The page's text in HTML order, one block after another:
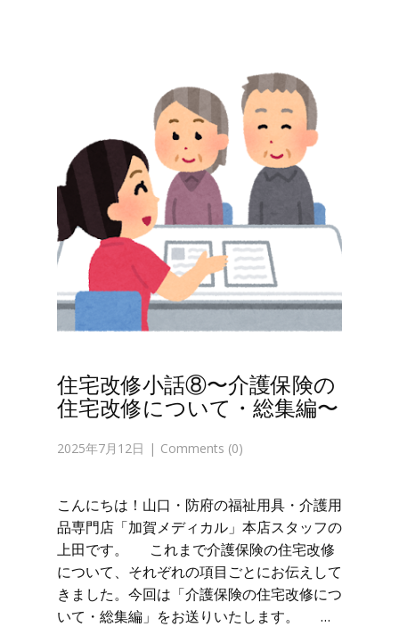
住宅改修小話⑧〜介護保険の
住宅改修について・総集編〜
2025年7月12日 Comments (0)
こんにちは！山口・防府の福祉用具・介護用
品専門店「加賀メディカル」本店スタッフの
上田です。 これまで介護保険の住宅改修
について、それぞれの項目ごとにお伝えして
きました。今回は「介護保険の住宅改修につ
いて・総集編」をお送りいたします。 …